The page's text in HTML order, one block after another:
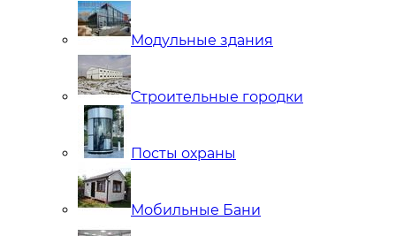
Модульные здания
Строительные городки
Посты охраны
Мобильные Бани